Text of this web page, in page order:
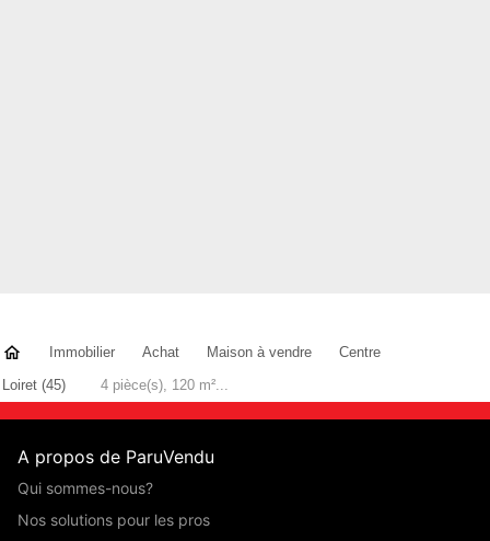
Immobilier Achat Maison à vendre
Centre
Loiret (45)
4 pièce(s), 120 m²...
A propos de ParuVendu
Qui sommes-nous?
Nos solutions pour les pros